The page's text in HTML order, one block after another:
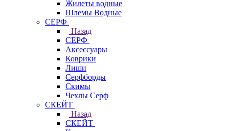
Жилеты водные
Шлемы Водные
СЕРФ
Назад
СЕРФ
Аксессуары
Коврики
Лиши
Серфборды
Скимы
Чехлы Cерф
СКЕЙТ
Назад
СКЕЙТ